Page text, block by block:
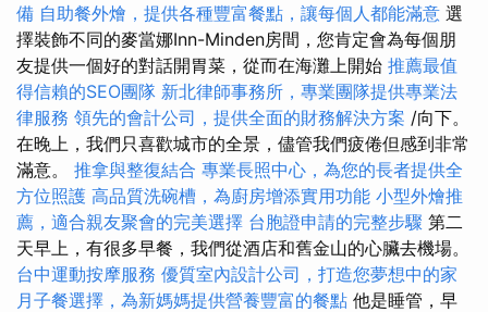
備 自助餐外燴，提供各種豐富餐點，讓每個人都能滿意 選
擇裝飾不同的麥當娜Inn-Minden房間，您肯定會為每個朋
友提供一個好的對話開胃菜，從而在海灘上開始 推薦最值
得信賴的SEO團隊 新北律師事務所，專業團隊提供專業法
律服務 領先的會計公司，提供全面的財務解決方案 /向下。
在晚上，我們只喜歡城市的全景，儘管我們疲倦但感到非常
滿意。 推拿與整復結合 專業長照中心，為您的長者提供全
方位照護 高品質洗碗槽，為廚房增添實用功能 小型外燴推
薦，適合親友聚會的完美選擇 台胞證申請的完整步驟 第二
天早上，有很多早餐，我們從酒店和舊金山的心臟去機場。
台中運動按摩服務 優質室內設計公司，打造您夢想中的家
月子餐選擇，為新媽媽提供營養豐富的餐點 他是睡管，早